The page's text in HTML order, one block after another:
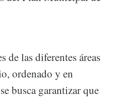
de las diferentes áreas
ordenado y en
busca garantizar que